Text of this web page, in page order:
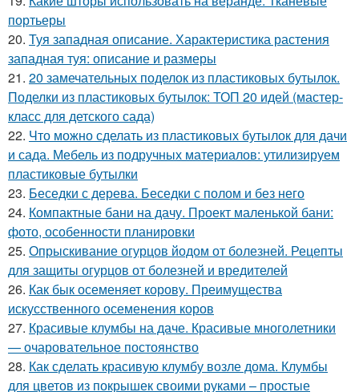
портьеры
20. Туя западная описание. Характеристика растения
западная туя: описание и размеры
21. 20 замечательных поделок из пластиковых бутылок.
Поделки из пластиковых бутылок: ТОП 20 идей (мастер-
класс для детского сада)
22. Что можно сделать из пластиковых бутылок для дачи
и сада. Мебель из подручных материалов: утилизируем
пластиковые бутылки
23. Беседки с дерева. Беседки с полом и без него
24. Компактные бани на дачу. Проект маленькой бани:
фото, особенности планировки
25. Опрыскивание огурцов йодом от болезней. Рецепты
для защиты огурцов от болезней и вредителей
26. Как бык осеменяет корову. Преимущества
искусственного осеменения коров
27. Красивые клумбы на даче. Красивые многолетники
— очаровательное постоянство
28. Как сделать красивую клумбу возле дома. Клумбы
для цветов из покрышек своими руками – простые